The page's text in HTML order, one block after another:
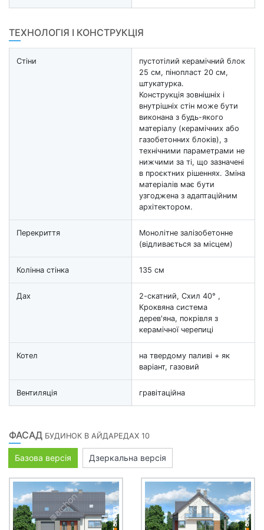
ТЕХНОЛОГІЯ І КОНСТРУКЦІЯ
Стіни
пустотілий керамічний блок
25 см, пінопласт 20 см,
штукатурка.
Конструкція зовнішніх і
внутрішніх стін може бути
виконана з будь-якого
матеріалу (керамічних або
газобетонних блоків), з
технічними параметрами не
нижчими за ті, що зазначені
в проєктних рішеннях. Зміна
матеріалів має бути
узгоджена з адаптаційним
архітектором.
Перекриття
Монолітне залізобетонне
(відливається за місцем)
Колінна стінка 135 см
Дах
2-скатний, Схил 40° ,
Кроквяна система
дерев'яна, покрівля з
керамічної черепиці
Котел
на твердому паливі + як
варіант, газовий
Вентиляція гравітаційна
ФАСАД БУДИНОК В АЙДАРЕДАХ 10
Базова версія Дзеркальна версія